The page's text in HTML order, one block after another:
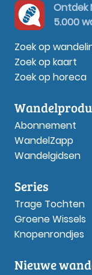
Ontdek
5.000
Zoek op
Zoek op kaart
Zoek op horeca
Abonnement
WandelZapp
Wandelgidsen
Series
Trage Tochten
Groene Wissels
Knopenrondjes
Nieuwe